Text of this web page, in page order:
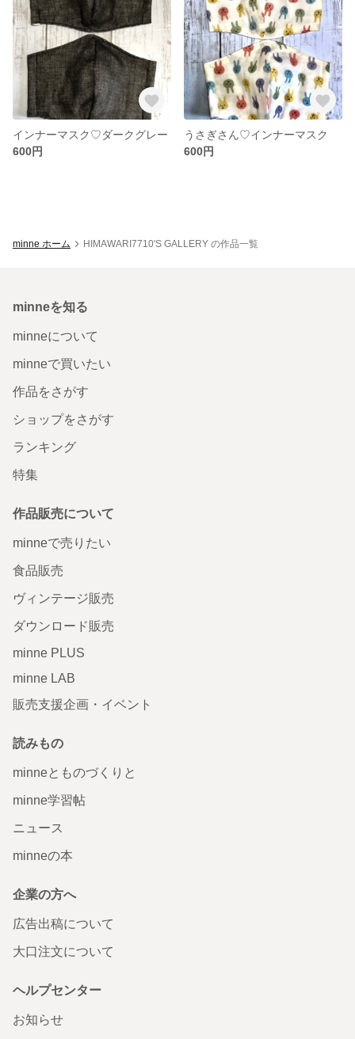
インナーマスク♡ダークグレー
600円
うさぎさん♡インナーマスク
600円
minne ホーム HIMAWARI7710'S GALLERY の作品一覧
minneを知る
minneについて
minneで買いたい
作品をさがす
ショップをさがす
ランキング
特集
作品販売について
minneで売りたい
食品販売
ヴィンテージ販売
ダウンロード販売
minne PLUS
minne LAB
販売支援企画・イベント
読みもの
minneとものづくりと
minne学習帖
ニュース
minneの本
企業の方へ
広告出稿について
大口注文について
ヘルプセンター
お知らせ